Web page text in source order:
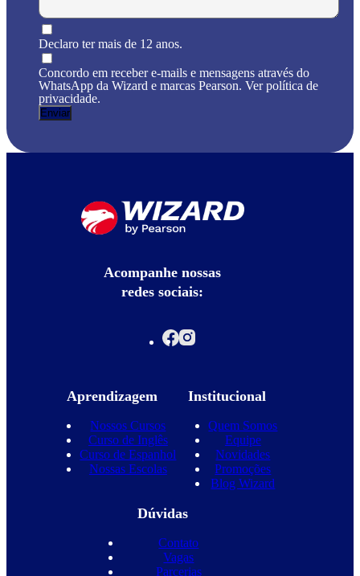
Declaro ter mais de 12 anos.
Concordo em receber e-mails e mensagens através do
WhatsApp da Wizard e marcas Pearson. Ver política de
privacidade.
Acompanhe nossas
redes sociais:
Aprendizagem
Nossos Cursos
Curso de Inglês
Curso de Espanhol
Nossas Escolas
Institucional
Quem Somos
Equipe
Novidades
Promoções
Blog Wizard
Dúvidas
Contato
Vagas
Parcerias